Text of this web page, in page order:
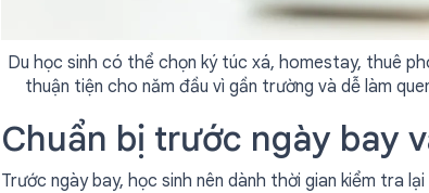
Du học sinh có thể chọn ký túc xá, homestay, thuê
thuận tiện cho năm đầu vì gần trường và dễ làm
Chuẩn bị trước ngày bay
Trước ngày bay, học sinh nên dành thời gian kiểm tra